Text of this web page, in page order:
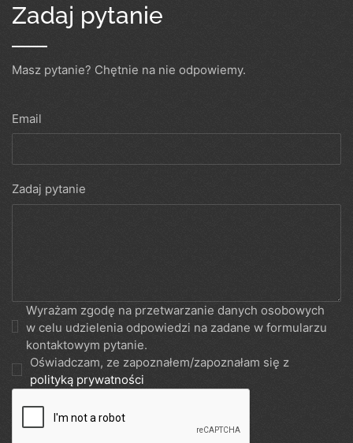
Zadaj pytanie
Masz pytanie? Chętnie na nie odpowiemy.
Email
Zadaj pytanie
Wyrażam zgodę na przetwarzanie danych osobowych
w celu udzielenia odpowiedzi na zadane w formularzu
kontaktowym pytanie.
Oświadczam, ze zapoznałem/zapoznałam się z
polityką prywatności